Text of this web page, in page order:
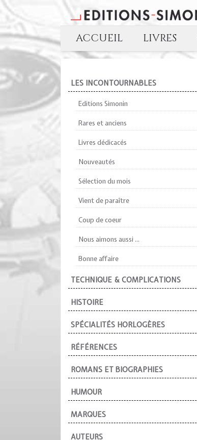
ACCUEIL LIVRES
LES INCONTOURNABLES
Editions Simonin
Rares et anciens
Livres dédicacés
Nouveautés
Sélection du mois
Vient de paraître
Coup de coeur
Nous aimons aussi ...
Bonne affaire
TECHNIQUE & COMPLICATIONS
HISTOIRE
SPÉCIALITÉS HORLOGÈRES
RÉFÉRENCES
ROMANS ET BIOGRAPHIES
HUMOUR
MARQUES
AUTEURS